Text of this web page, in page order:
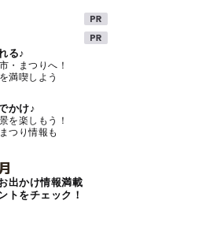
る♪
・まつりへ！
満喫しよう
かけ♪
を楽しもう！
つり情報も
出かけ情報満載
トをチェック！